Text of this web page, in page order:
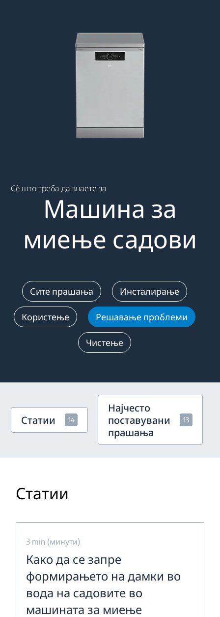
Сè што треба да знаете за
Машина за
миење садови
Сите прашања Инсталирање
Користење Решавање проблеми
Чистење
Статии 14
Најчесто
поставувани
прашања
13
Статии
3 min (минути)
Како да се запре
формирањето на дамки во
вода на садовите во
машината за миење